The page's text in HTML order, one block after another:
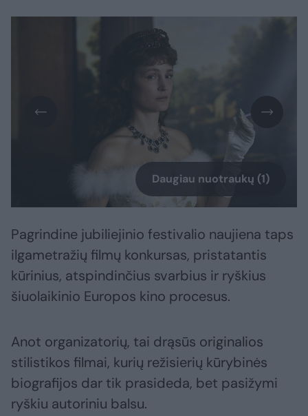
Daugiau nuotraukų (1)
Pagrindine jubiliejinio festivalio naujiena taps
ilgametražių filmų konkursas, pristatantis
kūrinius, atspindinčius svarbius ir ryškius
šiuolaikinio Europos kino procesus.
Anot organizatorių, tai drąsūs originalios
stilistikos filmai, kurių režisierių kūrybinės
biografijos dar tik prasideda, bet pasižymi
ryškiu autoriniu balsu.